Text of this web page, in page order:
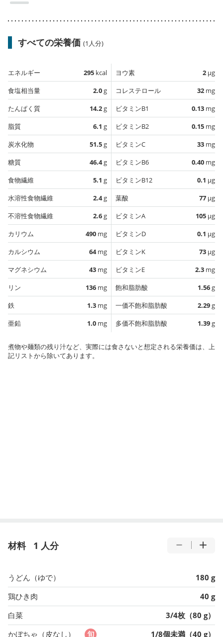
すべての栄養価 (1人分)
エネルギー 295 kcal
食塩相当量
2.0g
たんぱく質
14.2g
脂質
6.1 g
炭水化物
51.5g
糖質
46.4g
食物繊維
5.1 g
水溶性食物繊維
2.4g
不溶性食物繊維
2.6g
カリウム
490 mg
カルシウム
64mg
マグネシウム
43 mg
リン
136 mg
鉄
1.3 mg
亜鉛
1.0 mg
ヨウ素 2 µg
コレステロール
32 mg
ビタミンB1
0.13 mg
ビタミンB2
0.15 mg
ビタミンC
33 mg
ビタミンB6
0.40 mg
ビタミンB12
0.1 µg
葉酸
77 µg
ビタミンA
105 µg
ビタミンD
0.1 µg
ビタミンK
73 µg
ビタミンE
2.3 mg
飽和脂肪酸
1.56g
一価不飽和脂肪酸
2.29g
多価不飽和脂肪酸
1.39g
煮物や麺類の残り汁など、実際には食さないと想定される栄養価は、上
記リストから除いてあります。
材料 1 人分
うどん（ゆで）
180 g
鶏ひき肉
40 g
白菜
3/4枚（80 g）
かぼちゃ（皮なし）
1/8個未満（40 g）